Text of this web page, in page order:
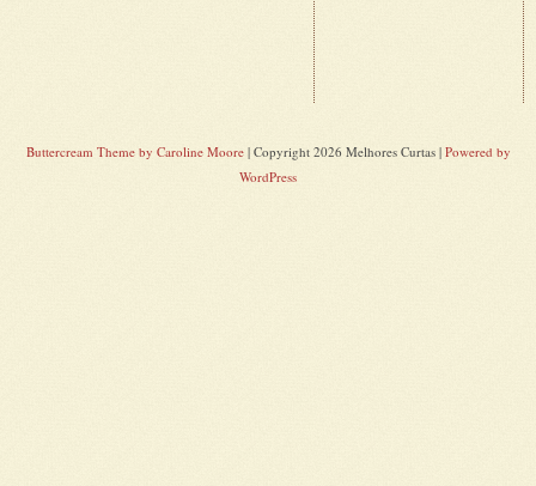
Buttercream Theme by Caroline Moore| Copyright 2026 Melhores Curtas | Powered by
WordPress